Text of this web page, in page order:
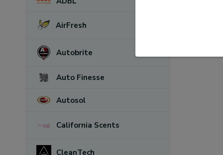
AirFresh
Autobrite
Auto Finesse
Autosol
California Scents
CleanTech